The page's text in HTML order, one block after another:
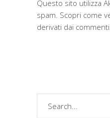
Questo sito utilizza
spam. Scopri come
derivati dai commenti